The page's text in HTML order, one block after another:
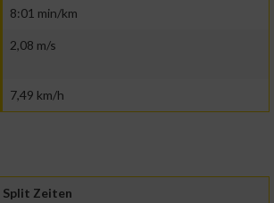
8:01 min/km
2,08 m/s
7,49 km/h
Split Zeiten